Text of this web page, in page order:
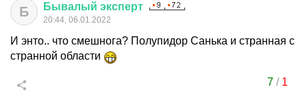
Б Бывалый эксперт
20:44, 06.01.2022
И энто.. что смешнога? Полупидор Санька и странная с
странной области
7/ 1